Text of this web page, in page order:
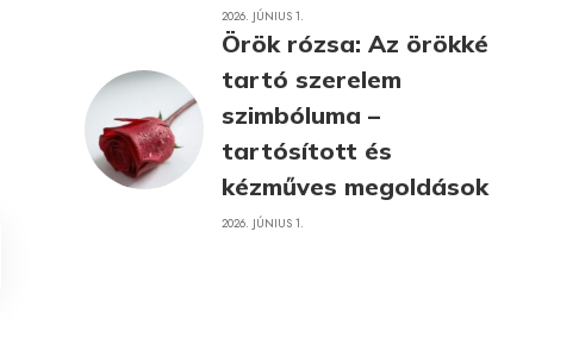
2026. JÚNIUS 1.
Örök rózsa: Az örökké
tartó szerelem
szimbóluma –
tartósított és
kézműves megoldások
2026. JÚNIUS 1.